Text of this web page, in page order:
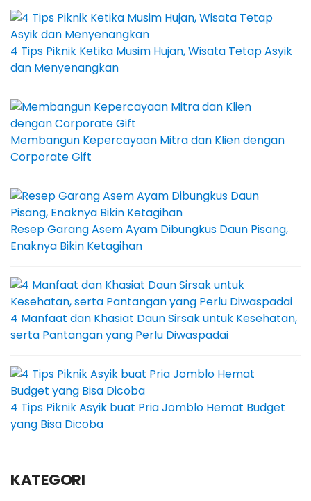
4 Tips Piknik Ketika Musim Hujan, Wisata Tetap Asyik
dan Menyenangkan
Membangun Kepercayaan Mitra dan Klien dengan
Corporate Gift
Resep Garang Asem Ayam Dibungkus Daun Pisang,
Enaknya Bikin Ketagihan
4 Manfaat dan Khasiat Daun Sirsak untuk Kesehatan,
serta Pantangan yang Perlu Diwaspadai
4 Tips Piknik Asyik buat Pria Jomblo Hemat Budget
yang Bisa Dicoba
KATEGORI